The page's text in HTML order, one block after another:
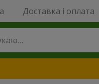
Доставка і оплата